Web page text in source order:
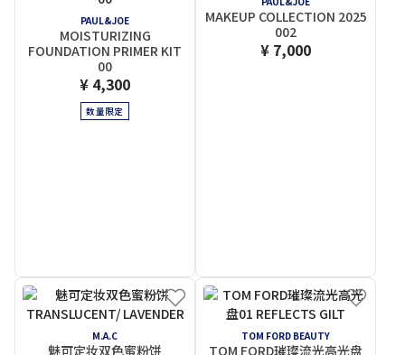
PAUL&JOE
MOISTURIZING
FOUNDATION PRIMER KIT
00
¥ 4,300
数量限定
MAKEUP COLLECTION 2025
002
¥ 7,000
M.A.C
魅可定妆双色蜜粉饼
TOM FORD BEAUTY
TOM FORD璀璨流光高光盘